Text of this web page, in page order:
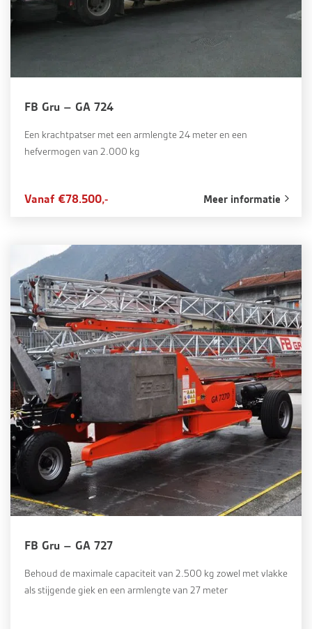
FB Gru – GA 724
Een krachtpatser met een armlengte 24 meter en een
hefvermogen van 2.000 kg
Vanaf €78.500,- Meer informatie
FB Gru – GA 727
Behoud de maximale capaciteit van 2.500 kg zowel met vlakke
als stijgende giek en een armlengte van 27 meter